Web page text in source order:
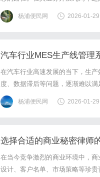
筒完全递交给用户，以一份名为
这场战役，不仅是一次成功的品
杨浦便民网 2026-01-29
汽车行业MES生产线管理
在汽车行业高速发展的当下，生
度、数据滞后等问题，逐渐难以
企业资源计划（ERP）与设备控
动生产流程向透明化、自动化、
杨浦便民网 2026-01-29
选择合适的商业秘密律师
在当今竞争激烈的商业环境中，
设计、客户名单、市场策略等珍